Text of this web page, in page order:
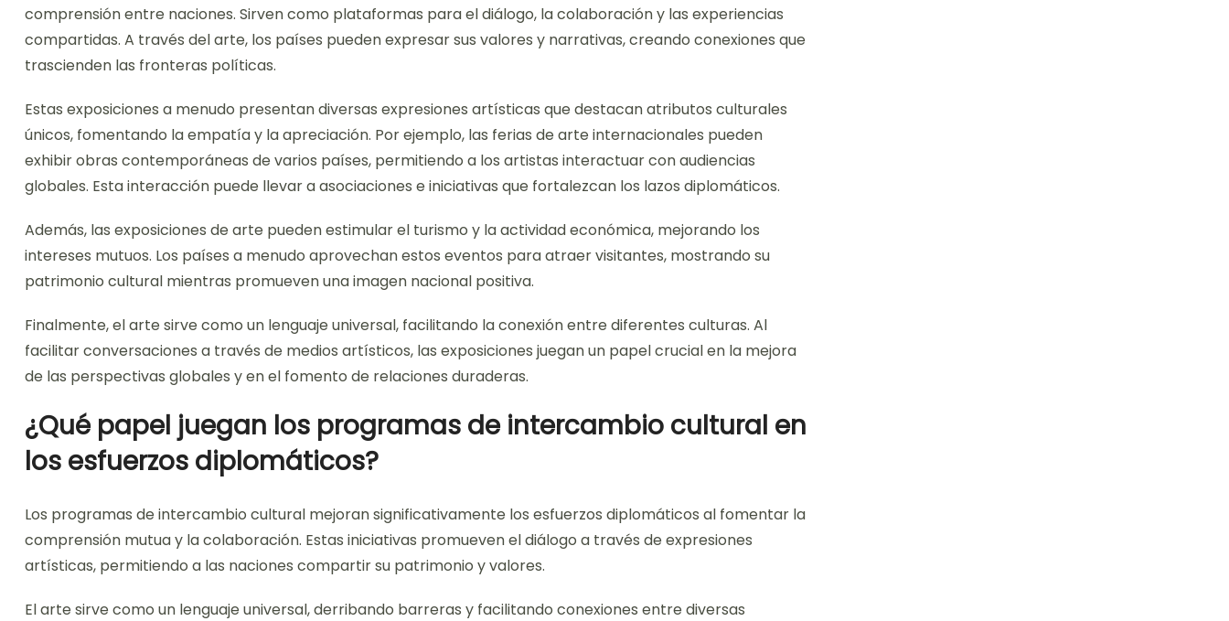
comprensión entre naciones. Sirven como plataformas para el diálogo, la colaboración y las experiencias
compartidas. A través del arte, los países pueden expresar sus valores y narrativas, creando conexiones que
trascienden las fronteras políticas.
Estas exposiciones a menudo presentan diversas expresiones artísticas que destacan atributos culturales
únicos, fomentando la empatía y la apreciación. Por ejemplo, las ferias de arte internacionales pueden
exhibir obras contemporáneas de varios países, permitiendo a los artistas interactuar con audiencias
globales. Esta interacción puede llevar a asociaciones e iniciativas que fortalezcan los lazos diplomáticos.
Además, las exposiciones de arte pueden estimular el turismo y la actividad económica, mejorando los
intereses mutuos. Los países a menudo aprovechan estos eventos para atraer visitantes, mostrando su
patrimonio cultural mientras promueven una imagen nacional positiva.
Finalmente, el arte sirve como un lenguaje universal, facilitando la conexión entre diferentes culturas. Al
facilitar conversaciones a través de medios artísticos, las exposiciones juegan un papel crucial en la mejora
de las perspectivas globales y en el fomento de relaciones duraderas.
¿Qué papel juegan los programas de intercambio cultural en
los esfuerzos diplomáticos?
Los programas de intercambio cultural mejoran significativamente los esfuerzos diplomáticos al fomentar la
comprensión mutua y la colaboración. Estas iniciativas promueven el diálogo a través de expresiones
artísticas, permitiendo a las naciones compartir su patrimonio y valores.
El arte sirve como un lenguaje universal, derribando barreras y facilitando conexiones entre diversas